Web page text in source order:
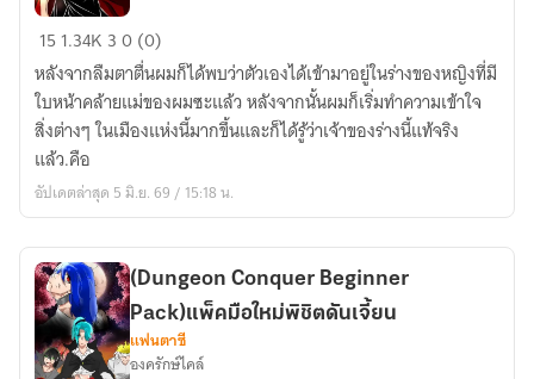
เหมันต์
ทุก
สิ่ง
ทุก
อย่าง
ถูก
เปลี่ยนแปลง
ด้วย
ใน
มือ
ฉัน
15 1.34K 30 (0)
หลังจากลืมตาตื่นผมก็ได้พบว่าตัวเองได้เข้ามาอยู่ในร่างของหญิงที่มี
ใบหน้าคล้ายแม่ของผมซะแล้ว หลังจากนั้นผมก็เริ่มทำความเข้าใจ
สิ่งต่างๆ ในเมืองแห่งนี้มากขึ้นและก็ได้รู้ว่าเจ้าของร่างนี้แท้จริง
แล้ว.คือ
อัปเดตล่าสุด 5 มิ.ย. 69 / 15:18 น.
(Dungeon Conquer Beginner
Pack)แพ็คมือใหม่พิชิตดันเจี้ยน
แฟนตาซี
องครักษ์ไคล์